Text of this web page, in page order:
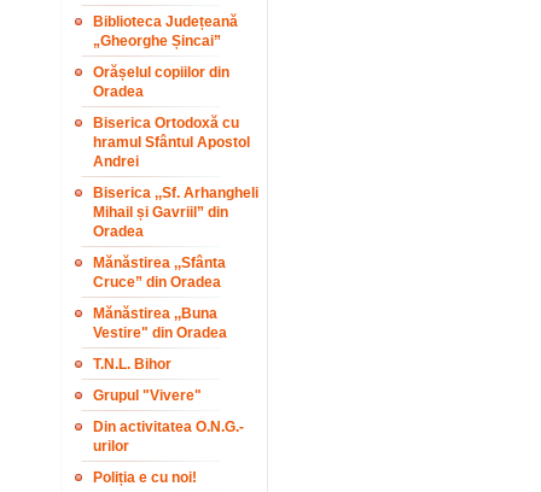
Biblioteca Județeană
„Gheorghe Șincai”
Orășelul copiilor din
Oradea
Biserica Ortodoxă cu
hramul Sfântul Apostol
Andrei
Biserica ,,Sf. Arhangheli
Mihail și Gavriil” din
Oradea
Mănăstirea ,,Sfânta
Cruce” din Oradea
Mănăstirea ,,Buna
Vestire" din Oradea
T.N.L. Bihor
Grupul "Vivere"
Din activitatea O.N.G.-
urilor
Poliția e cu noi!